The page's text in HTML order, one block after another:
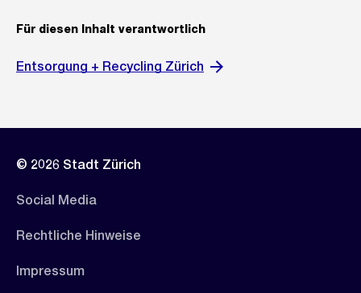
Für diesen Inhalt verantwortlich
Entsorgung + Recycling Zürich
© 2026 Stadt Zürich
Social Media
Rechtliche Hinweise
Impressum